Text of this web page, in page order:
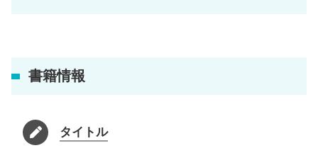
書籍情報
タイトル